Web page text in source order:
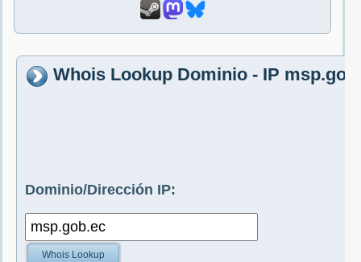
Whois Lookup Dominio - IP
Dominio/Dirección IP:
Whois Lookup